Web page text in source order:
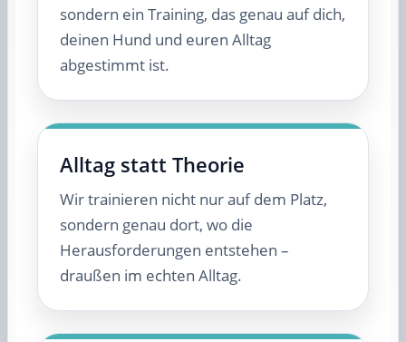
sondern ein Training, das genau auf dich,
deinen Hund und euren Alltag
abgestimmt ist.
Alltag statt Theorie
Wir trainieren nicht nur auf dem Platz,
sondern genau dort, wo die
Herausforderungen entstehen –
draußen im echten Alltag.